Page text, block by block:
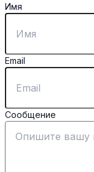
Имя
Email
Сообщение